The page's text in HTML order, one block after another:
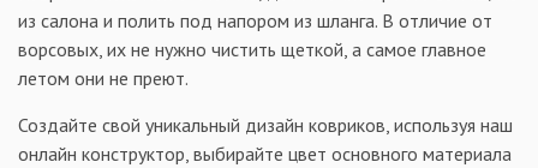
из салона и полить под напором из шланга. В отличие от
ворсовых, их не нужно чистить щеткой, а самое главное
летом они не преют.
Создайте свой уникальный дизайн ковриков, используя наш
онлайн конструктор, выбирайте цвет основного материала